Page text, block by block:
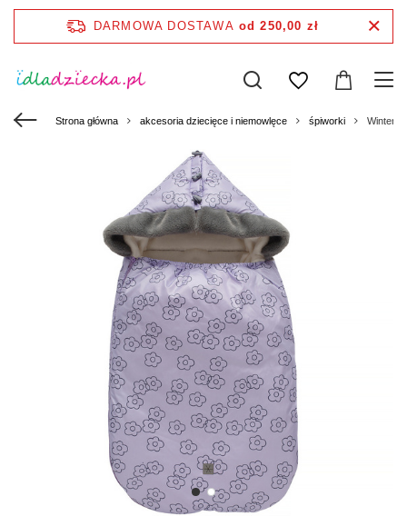
DARMOWA DOSTAWA od 250,00 zł
Strona główna akcesoria dziecięce i niemowlęce śpiworki Winter